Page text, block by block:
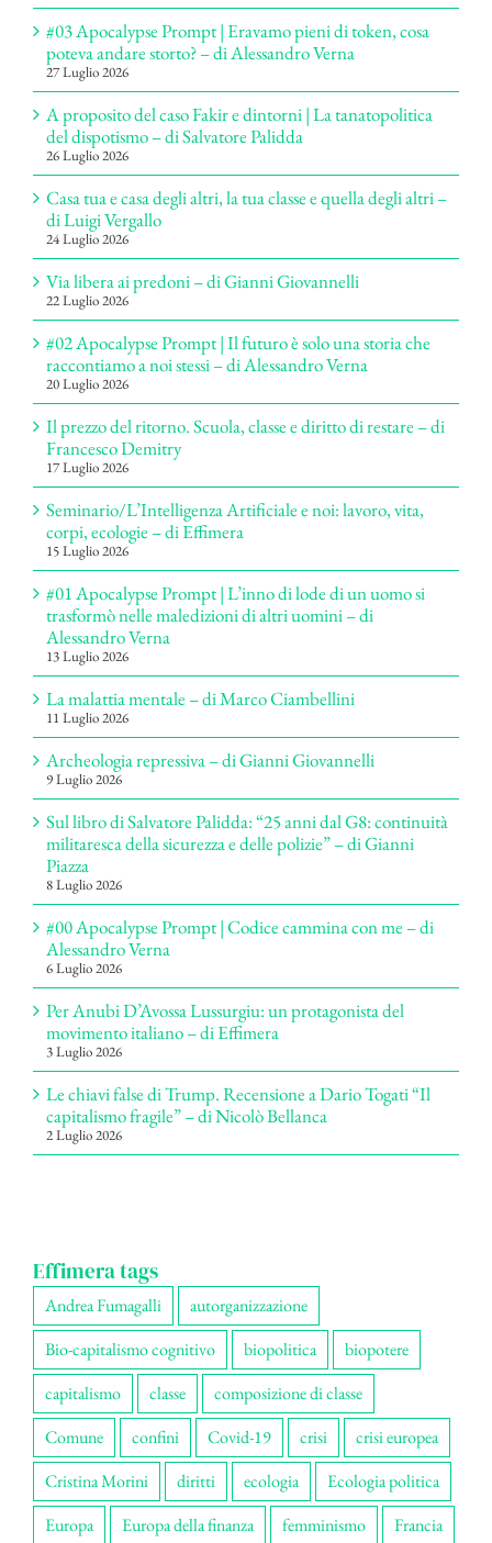
#03 Apocalypse Prompt | Eravamo pieni di token, cosa
poteva andare storto? – di Alessandro Verna
27 Luglio 2026
A proposito del caso Fakir e dintorni | La tanatopolitica
del dispotismo – di Salvatore Palidda
26 Luglio 2026
Casa tua e casa degli altri, la tua classe e quella degli altri –
di Luigi Vergallo
24 Luglio 2026
Via libera ai predoni – di Gianni Giovannelli
22 Luglio 2026
#02 Apocalypse Prompt | Il futuro è solo una storia che
raccontiamo a noi stessi – di Alessandro Verna
20 Luglio 2026
Il prezzo del ritorno. Scuola, classe e diritto di restare – di
Francesco Demitry
17 Luglio 2026
Seminario/L’Intelligenza Artificiale e noi: lavoro, vita,
corpi, ecologie – di Effimera
15 Luglio 2026
#01 Apocalypse Prompt | L’inno di lode di un uomo si
trasformò nelle maledizioni di altri uomini – di
Alessandro Verna
13 Luglio 2026
La malattia mentale – di Marco Ciambellini
11 Luglio 2026
Archeologia repressiva – di Gianni Giovannelli
9 Luglio 2026
Sul libro di Salvatore Palidda: “25 anni dal G8: continuità
militaresca della sicurezza e delle polizie” – di Gianni
Piazza
8 Luglio 2026
#00 Apocalypse Prompt | Codice cammina con me – di
Alessandro Verna
6 Luglio 2026
Per Anubi D’Avossa Lussurgiu: un protagonista del
movimento italiano – di Effimera
3 Luglio 2026
Le chiavi false di Trump. Recensione a Dario Togati “Il
capitalismo fragile” – di Nicolò Bellanca
2 Luglio 2026
Effimera tags
Andrea Fumagalli
autorganizzazione
Bio-capitalismo cognitivo
biopolitica
biopotere
capitalismo
classe
composizione di classe
Comune
confini Covid-19 crisi
crisi europea
Cristina Morini
diritti ecologia
Ecologia politica
Europa
Europa della finanza femminismo Francia